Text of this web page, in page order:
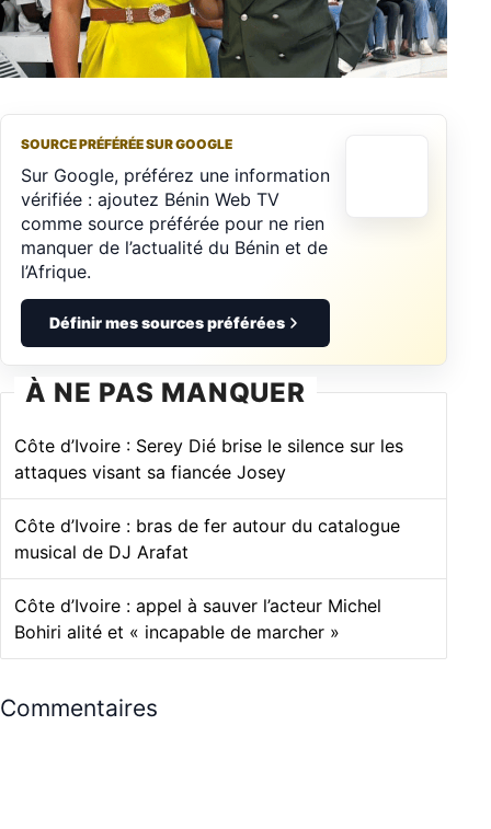
SOURCE PRÉFÉRÉE SUR GOOGLE
Sur Google, préférez une information
vérifiée : ajoutez Bénin Web TV
comme source préférée pour ne rien
manquer de l’actualité du Bénin et de
l’Afrique.
Définir mes sources préférées
À NE PAS MANQUER
Côte d’Ivoire : Serey Dié brise le silence sur les
attaques visant sa fiancée Josey
Côte d’Ivoire : bras de fer autour du catalogue
musical de DJ Arafat
Côte d’Ivoire : appel à sauver l’acteur Michel
Bohiri alité et « incapable de marcher »
Commentaires